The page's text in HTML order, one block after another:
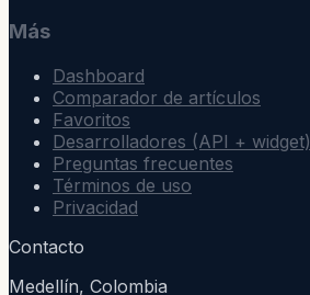
Más
Dashboard
Comparador de artículos
Favoritos
Desarrolladores (API + widget)
Preguntas frecuentes
Términos de uso
Privacidad
Contacto
Medellín, Colombia